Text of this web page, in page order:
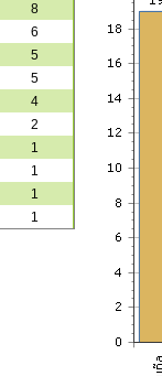
8
6
5
5
4
2
1
1
1
1